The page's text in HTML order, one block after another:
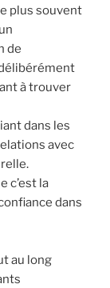
plus souvent
de
à trouver
dans les
avec
c’est la
dans
au long